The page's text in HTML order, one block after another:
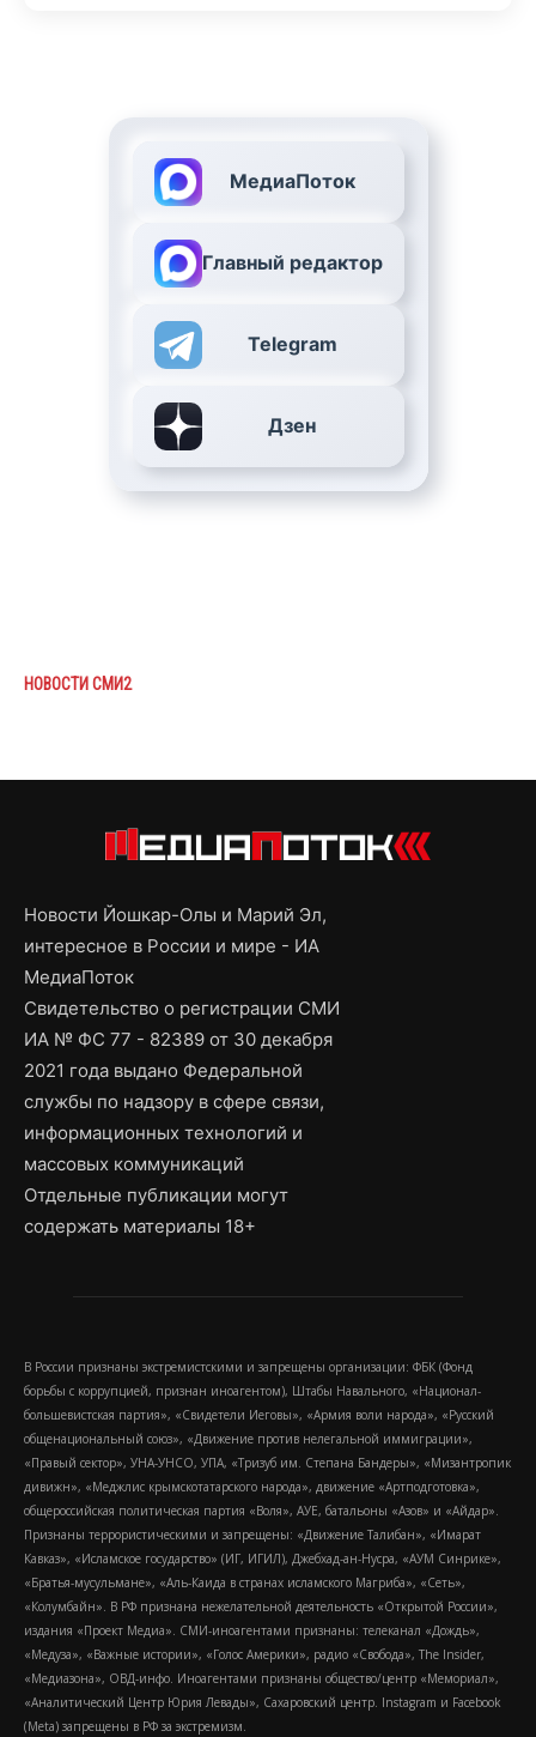
МедиаПоток
Главный редактор
Telegram
Дзен
НОВОСТИ СМИ2
Новости Йошкар-Олы и Марий Эл,
интересное в России и мире - ИА
МедиаПоток
Свидетельство о регистрации СМИ
ИА № ФС 77 - 82389 от 30 декабря
2021 года выдано Федеральной
службы по надзору в сфере связи,
информационных технологий и
массовых коммуникаций
Отдельные публикации могут
содержать материалы 18+
В России признаны экстремистскими и запрещены организации: ФБК (Фонд
борьбы с коррупцией, признан иноагентом), Штабы Навального, «Национал-
большевистская партия», «Свидетели Иеговы», «Армия воли народа», «Русский
общенациональный союз», «Движение против нелегальной иммиграции»,
«Правый сектор», УНА-УНСО, УПА, «Тризуб им. Степана Бандеры», «Мизантропик
дивижн», «Меджлис крымскотатарского народа», движение «Артподготовка»,
общероссийская политическая партия «Воля», АУЕ, батальоны «Азов» и «Айдар».
Признаны террористическими и запрещены: «Движение Талибан», «Имарат
Кавказ», «Исламское государство» (ИГ, ИГИЛ), Джебхад-ан-Нусра, «АУМ Синрике»,
«Братья-мусульмане», «Аль-Каида в странах исламского Магриба», «Сеть»,
«Колумбайн». В РФ признана нежелательной деятельность «Открытой России»,
издания «Проект Медиа». СМИ-иноагентами признаны: телеканал «Дождь»,
«Медуза», «Важные истории», «Голос Америки», радио «Свобода», The Insider,
«Медиазона», ОВД-инфо. Иноагентами признаны общество/центр «Мемориал»,
«Аналитический Центр Юрия Левады», Сахаровский центр. Instagram и Facebook
(Metа) запрещены в РФ за экстремизм.